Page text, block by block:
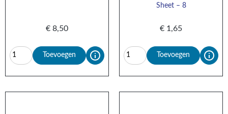
€ 8,50
Toevoegen
Sheet – 8
€ 1,65
Toevoegen